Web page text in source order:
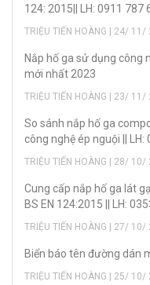
124: 2015|| LH: 0911 787
TRIỆU TIẾN HOÀNG | 24/ 11/
Nắp hố ga sử dụng công
mới nhất 2023
TRIỆU TIẾN HOÀNG | 23/ 11/
So sánh nắp hố ga
công nghệ ép nguội ||
TRIỆU TIẾN HOÀNG | 28/ 10/
Cung cấp nắp hố ga lát
BS EN 124:2015 || LH:
TRIỆU TIẾN HOÀNG | 27/ 10/
Biển báo tên đường dán
TRIỆU TIẾN HOÀNG | 25/ 10/